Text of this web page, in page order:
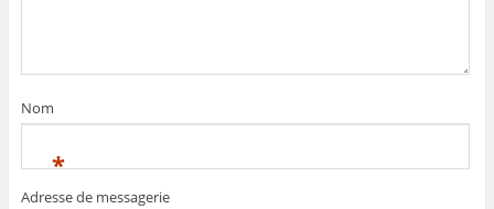
Nom
*
Adresse de messagerie